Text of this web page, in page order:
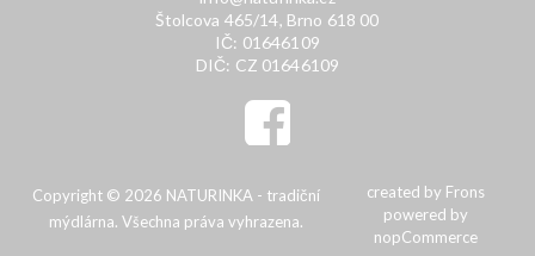
Štolcova 465/14, Brno 618 00
IČ: 01646109
DIČ: CZ 01646109
Copyright © 2026 NATURINKA - tradiční
mýdlárna. Všechna práva vyhrazena.
created by Frons
powered by
nopCommerce